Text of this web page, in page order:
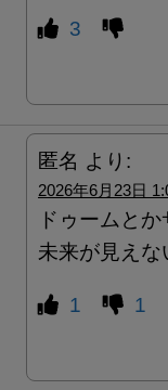
3
匿名 より:
2026年6月23日
ドゥームと
未来が見えな
1 1